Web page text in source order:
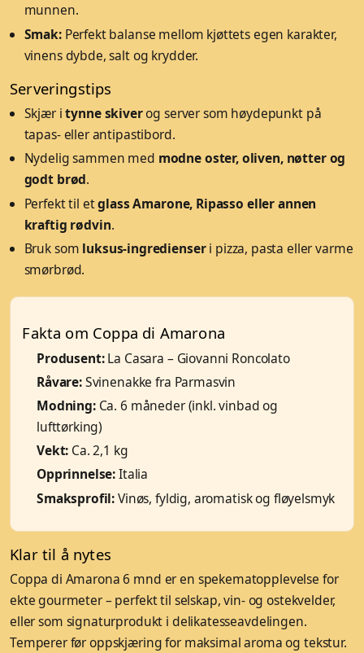
munnen.
Smak:Perfekt balanse mellom kjøttets egen karakter,
vinens dybde, salt og krydder.
Serveringstips
Skjær itynne skiverog server som høydepunkt på
tapas- eller antipastibord.
Nydelig sammen med modne oster, oliven, nøtter og
godt brød.
Perfekt til etglass Amarone, Ripasso eller annen
kraftig rødvin.
Bruk som luksus-ingredienseri pizza, pasta eller varme
smørbrød.
Fakta om Coppa di Amarona
Produsent:La Casara – Giovanni Roncolato
Råvare:Svinenakke fra Parmasvin
Modning:Ca. 6 måneder (inkl. vinbad og
lufttørking)
Vekt: Ca. 2,1 kg
Opprinnelse:Italia
Smaksprofil:Vinøs, fyldig, aromatisk og fløyelsmyk
Klar til å nytes
Coppa di Amarona 6 mnd er en spekematopplevelse for
ekte gourmeter – perfekt til selskap, vin- og ostekvelder,
eller som signaturprodukt i delikatesseavdelingen.
Temperer før oppskjæring for maksimal aroma og tekstur.